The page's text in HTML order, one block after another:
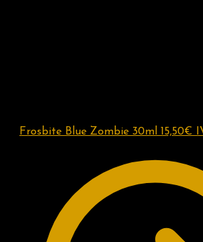
Frosbite Blue Zombie 30ml 15,50€